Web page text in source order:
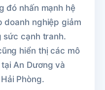
đó nhấn mạnh hệ
doanh nghiệp giảm
sức cạnh tranh.
hiển thị các mô
An Dương và
Phòng.